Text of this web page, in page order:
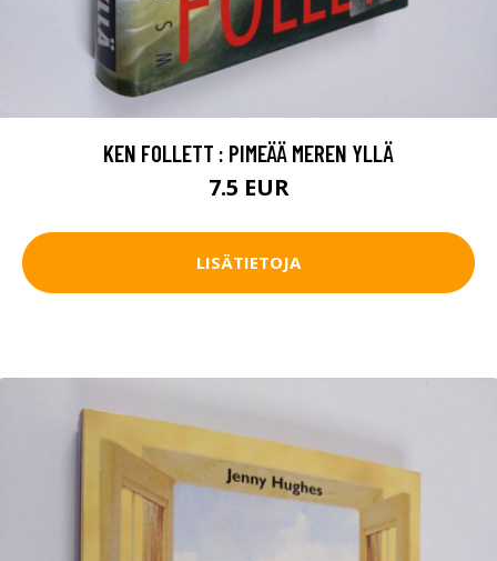
KEN FOLLETT : PIMEÄÄ MEREN YLLÄ
7.5 EUR
LISÄTIETOJA